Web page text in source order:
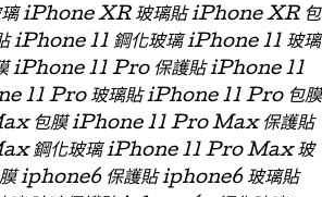
iPhone XR 玻璃貼 iPhone XR 包
iPhone 11 鋼化玻璃 iPhone 11 玻璃
iPhone 11 Pro 保護貼 iPhone 11
11 Pro 玻璃貼 iPhone 11 Pro 包膜
包膜 iPhone 11 Pro Max 保護貼
鋼化玻璃 iPhone 11 Pro Max 玻
iphone6 保護貼 iphone6 玻璃貼